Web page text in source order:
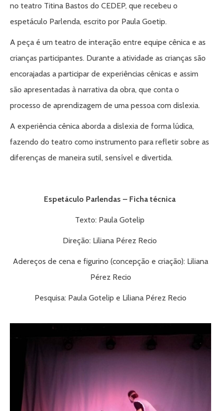
no teatro Titina Bastos do CEDEP, que recebeu o
espetáculo Parlenda, escrito por Paula Goetip.
A peça é um teatro de interação entre equipe cênica e as
crianças participantes. Durante a atividade as crianças são
encorajadas a participar de experiências cênicas e assim
são apresentadas à narrativa da obra, que conta o
processo de aprendizagem de uma pessoa com dislexia.
A experiência cênica aborda a dislexia de forma lúdica,
fazendo do teatro como instrumento para refletir sobre as
diferenças de maneira sutil, sensível e divertida.
Espetáculo Parlendas – Ficha técnica
Texto: Paula Gotelip
Direção: Liliana Pérez Recio
Adereços de cena e figurino (concepção e criação): Liliana
Pérez Recio
Pesquisa: Paula Gotelip e Liliana Pérez Recio